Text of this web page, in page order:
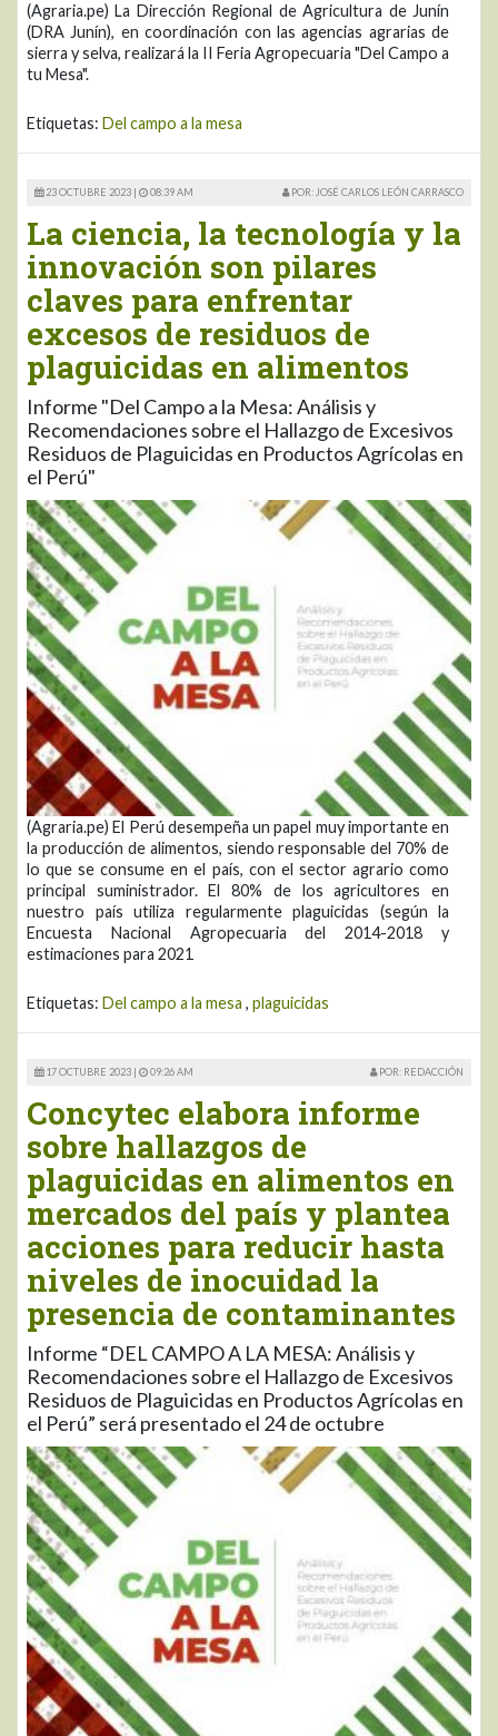
(Agraria.pe) La Dirección Regional de Agricultura de Junín
(DRA Junín), en coordinación con las agencias agrarias de
sierra y selva, realizará la II Feria Agropecuaria "Del Campo a
tu Mesa".
Etiquetas: Del campo a la mesa
23 OCTUBRE 2023 | 08:39 AM POR: JOSÉ CARLOS LEÓN CARRASCO
La ciencia, la tecnología y la
innovación son pilares
claves para enfrentar
excesos de residuos de
plaguicidas en alimentos
Informe "Del Campo a la Mesa: Análisis y
Recomendaciones sobre el Hallazgo de Excesivos
Residuos de Plaguicidas en Productos Agrícolas en
el Perú"
(Agraria.pe) El Perú desempeña un papel muy importante en
la producción de alimentos, siendo responsable del 70% de
lo que se consume en el país, con el sector agrario como
principal suministrador. El 80% de los agricultores en
nuestro país utiliza regularmente plaguicidas (según la
Encuesta Nacional Agropecuaria del 2014-2018 y
estimaciones para 2021
Etiquetas: Del campo a la mesa , plaguicidas
17 OCTUBRE 2023 | 09:26 AM POR: REDACCIÓN
Concytec elabora informe
sobre hallazgos de
plaguicidas en alimentos en
mercados del país y plantea
acciones para reducir hasta
niveles de inocuidad la
presencia de contaminantes
Informe “DEL CAMPO A LA MESA: Análisis y
Recomendaciones sobre el Hallazgo de Excesivos
Residuos de Plaguicidas en Productos Agrícolas en
el Perú” será presentado el 24 de octubre